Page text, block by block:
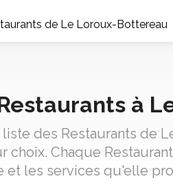
de Le Loroux-Bottereau
à
liste des Restaurants de
choix. Chaque
et les services qu'elle